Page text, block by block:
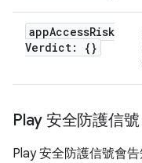
appAccessRisk
Verdict: {}
Play 安全防護信號
Play 安全防護信號會